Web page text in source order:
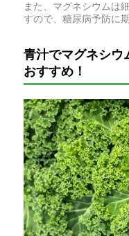
また、マグネシウムは
すので、糖尿病予防に
青汁でマグネシウ
おすすめ！